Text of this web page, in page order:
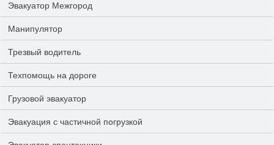
Эвакуатор Межгород
Манипулятор
Трезвый водитель
Техпомощь на дороге
Грузовой эвакуатор
Эвакуация с частичной погрузкой